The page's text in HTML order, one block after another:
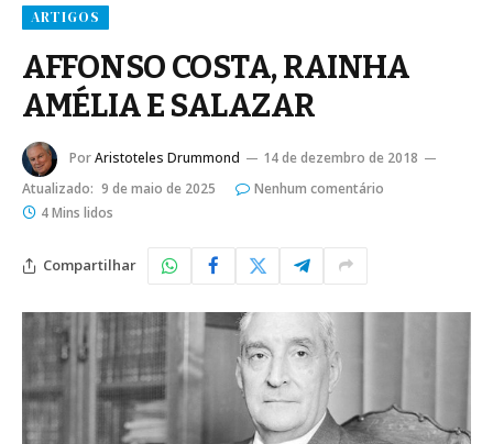
ARTIGOS
AFFONSO COSTA, RAINHA
AMÉLIA E SALAZAR
PorAristoteles Drummond
14 de dezembro de 2018
Atualizado: 9 de maio de 2025
Nenhum comentário
4 Mins lidos
Compartilhar